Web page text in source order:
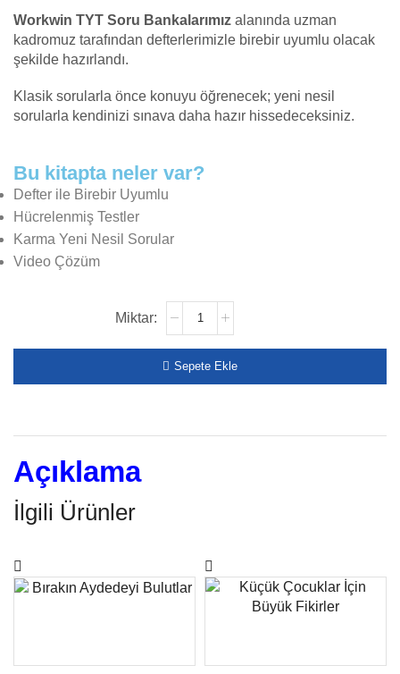
Workwin TYT Soru Bankalarımız alanında uzman
kadromuz tarafından defterlerimizle birebir uyumlu olacak
şekilde hazırlandı.
Klasik sorularla önce konuyu öğrenecek; yeni nesil
sorularla kendinizi sınava daha hazır hissedeceksiniz.
Bu kitapta neler var?
Defter ile Birebir Uyumlu
Hücrelenmiş Testler
Karma Yeni Nesil Sorular
Video Çözüm
Sepete Ekle
Açıklama
İlgili Ürünler